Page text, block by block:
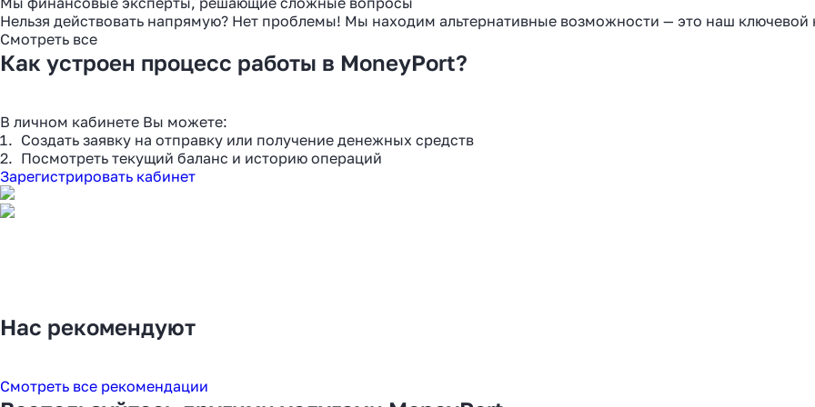
Нельзя действовать напрямую? Нет проблемы! Мы находим альтернативные возможности — это наш ключевой
Смотреть все
Как устроен процесс работы в MoneyPort?
В личном кабинете Вы можете:
Создать заявку на отправку или получение денежных средств
Посмотреть текущий баланс и историю операций
Зарегистрировать кабинет
Нас рекомендуют
Смотреть все рекомендации
в 2025 году